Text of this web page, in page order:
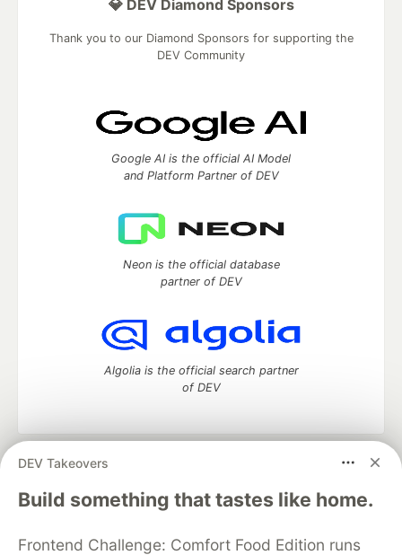
DEV Takeovers
Build something that tastes like home.
Frontend Challenge: Comfort Food Edition runs
💎 DEV Diamond Sponsors
Thank you to our Diamond Sponsors for supporting the
DEV Community
Google AI is the official AI Model
and Platform Partner of DEV
Neon is the official database
partner of DEV
Algolia is the official search partner
of DEV
DEV Community
— A space to discuss and keep up software
development and manage your software career
Home
DEV Challenges DEV++
Videos
Organization Accounts
DEV Showcase About Contact